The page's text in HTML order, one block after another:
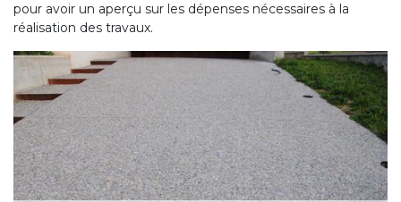
pour avoir un aperçu sur les dépenses nécessaires à la
réalisation des travaux.